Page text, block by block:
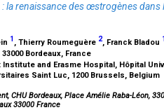
: la renaissance des œstrogènes
1 , Thierry Roumeguère 2, Franck Bladou
Bordeaux, France
Institute and Erasme Hospital, Hôpital
Saint Luc, 1200 Brussels, Belgium
CHU Bordeaux, Place Amélie Raba-Léon,
33000 France